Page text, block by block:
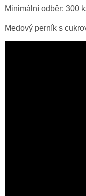
Minimální odběr: 300
Medový perník s